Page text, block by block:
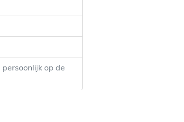
op de